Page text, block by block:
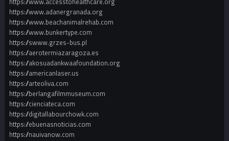
https://www.adanergranada.org
https://www.beachanimalrehab.com
https://www.bunkertype.com
https://swww.grzes-bus.pl
https://aerotermiazaragoza.es
https://akosuadankwaafoundation.org
https://americanlaser.us
https://arteoliva.com
https://berlangafilmmuseum.com
https://cienciateca.com
https://digitallabourchowk.com
https://ebuenasnoticias.com
https://nauivanow.com